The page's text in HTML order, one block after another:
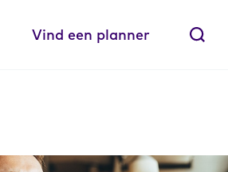
Vind een planner